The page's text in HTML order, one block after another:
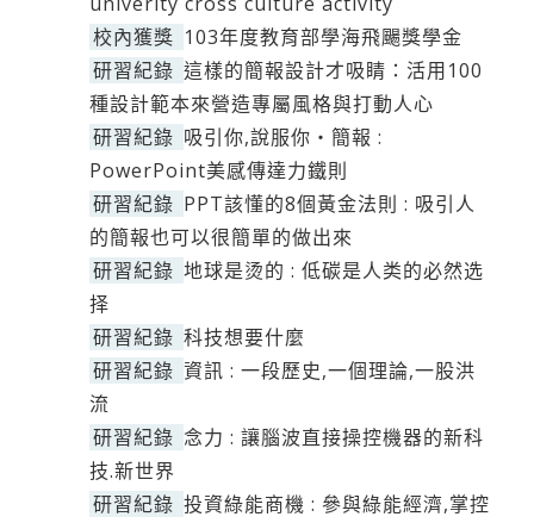
校內獲獎 103年度教育部學海飛颺獎學金
研習紀錄 這樣的簡報設計才吸睛：活用100
種設計範本來營造專屬風格與打動人心
研習紀錄 吸引你,說服你‧簡報 :
PowerPoint美感傳達力鐵則
研習紀錄 PPT該懂的8個黃金法則 : 吸引人
的簡報也可以很簡單的做出來
研習紀錄 地球是烫的 : 低碳是人类的必然选
择
研習紀錄 科技想要什麼
研習紀錄 資訊 : 一段歷史,一個理論,一股洪
流
研習紀錄 念力 : 讓腦波直接操控機器的新科
技.新世界
研習紀錄 投資綠能商機 : 參與綠能經濟,掌控